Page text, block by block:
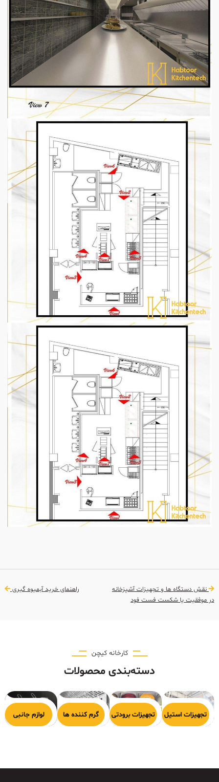
نقش دستگاه ها و تجهیزات آشپزخانه
در موفقیت یا شکست فست فود
راهنمای خرید آبمیوه گیری
کارخانه کیچن
دسته‌بندی محصولات
پخت
تجهیزات استیل
تجهیزات برودتی گرم کننده ها لوازم جانبی